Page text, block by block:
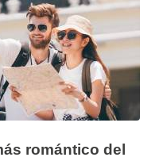
romántico del